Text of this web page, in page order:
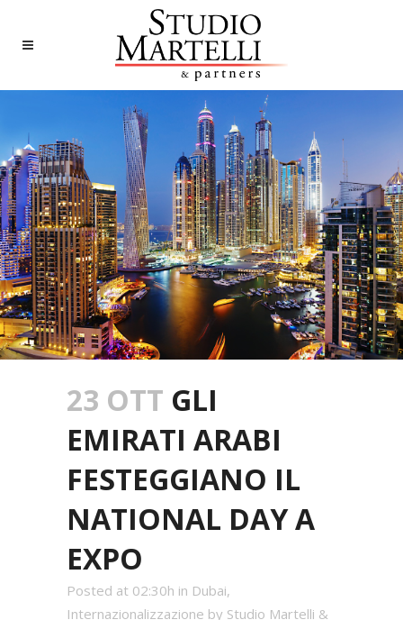
23 OTT GLI
EMIRATI ARABI
FESTEGGIANO IL
NATIONAL DAY A
EXPO
Posted at 02:30h in Dubai,
Internazionalizzazione by Studio Martelli &